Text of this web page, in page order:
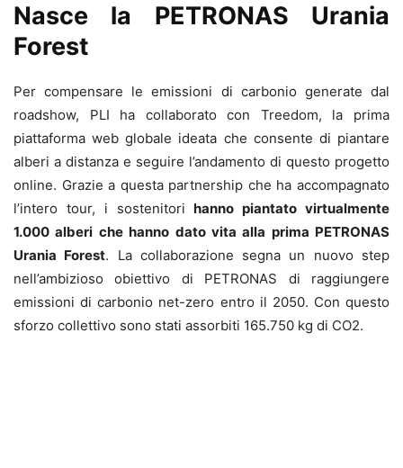
Nasce la PETRONAS Urania
Forest
Per compensare le emissioni di carbonio generate dal
roadshow, PLI ha collaborato con Treedom, la prima
piattaforma web globale ideata che consente di piantare
alberi a distanza e seguire l’andamento di questo progetto
online. Grazie a questa partnership che ha accompagnato
l’intero tour, i sostenitorihanno piantato virtualmente
1.000 alberi che hanno dato vita alla prima PETRONAS
Urania Forest. La collaborazione segna un nuovo step
nell’ambizioso obiettivo di PETRONAS di raggiungere
emissioni di carbonio net-zero entro il 2050. Con questo
sforzo collettivo sono stati assorbiti 165.750 kg di CO2.